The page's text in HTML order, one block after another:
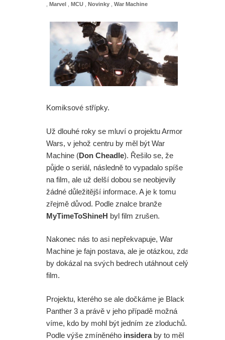
Marvel MCU Novinky War Machine
Komiksové střípky.
Už dlouhé roky se mluví o projektu Armor
Wars, v jehož centru by měl být War
Machine (Don Cheadle). Řešilo se, že
půjde o seriál, následně to vypadalo spíše
na film, ale už delší dobou se neobjevily
žádné důležitější informace. A je k tomu
zřejmě důvod. Podle znalce branže
MyTimeToShineH byl film zrušen.
Nakonec nás to asi nepřekvapuje, War
Machine je fajn postava, ale je otázkou, zda
by dokázal na svých bedrech utáhnout celý
film.
Projektu, kterého se ale dočkáme je Black
Panther 3 a právě v jeho případě možná
víme, kdo by mohl být jedním ze zloduchů.
Podle výše zmíněného insideraby to měl